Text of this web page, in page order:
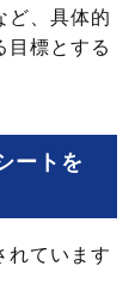
ど、具体的
目標とする
ートを
れています